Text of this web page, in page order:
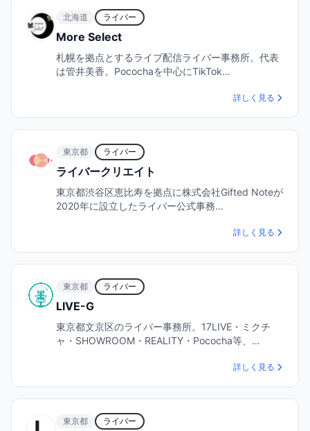
北海道 ライバー
More Select
札幌を拠点とするライブ配信ライバー事務所。代表
は管井美香。Pocochaを中心にTikTok…
詳しく見る
東京都 ライバー
ライバークリエイト
東京都渋谷区恵比寿を拠点に株式会社Gifted Noteが
2020年に設立したライバー公式事務…
詳しく見る
東京都 ライバー
LIVE-G
東京都文京区のライバー事務所。17LIVE・ミクチ
ャ・SHOWROOM・REALITY・Pococha等、…
詳しく見る
東京都 ライバー